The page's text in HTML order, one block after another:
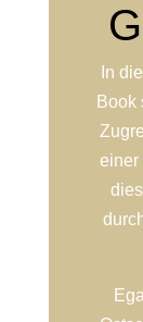
In
Book
einer